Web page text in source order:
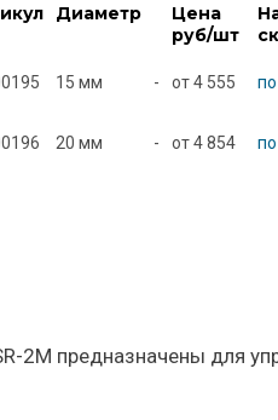
Диаметр
Цена
руб/шт
15 мм - от4 555
20 мм - от4 854
2М предназначены для